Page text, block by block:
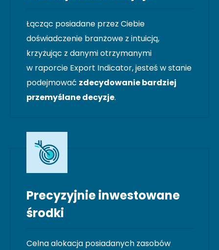
Łącząc posiadane przez Ciebie
doświadczenie branżowe z intuicją,
krzyżując z danymi otrzymanymi
w raporcie Export Indicator, jesteś w stanie
podejmować zdecydowanie bardziej
przemyślane decyzje.
Precyzyjnie inwestowane
środki
Celna alokacja posiadanych zasobów